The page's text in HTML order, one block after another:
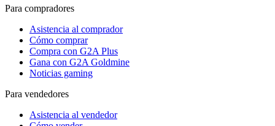
Para compradores
Asistencia al comprador
Cómo comprar
Compra con G2A Plus
Gana con G2A Goldmine
Noticias gaming
Para vendedores
Asistencia al vendedor